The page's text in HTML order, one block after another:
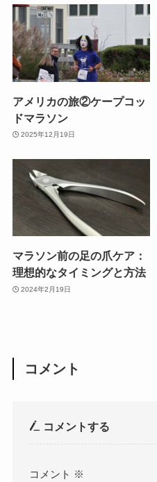
アメリカの旅②ケープコッ
ドマラソン
2025年12月19日
マラソン前の足の爪ケア：
理想的なタイミングと方法
2024年2月19日
コメント
コメントする
コメント ※